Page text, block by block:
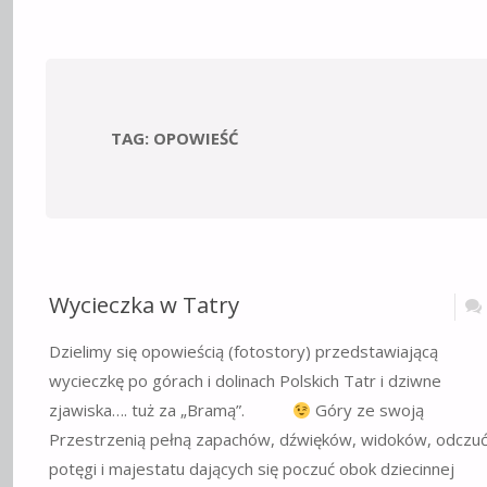
TAG: OPOWIEŚĆ
Wycieczka w Tatry
Dzielimy się opowieścią (fotostory) przedstawiającą
wycieczkę po górach i dolinach Polskich Tatr i dziwne
zjawiska…. tuż za „Bramą”.
Góry ze swoją
Przestrzenią pełną zapachów, dźwięków, widoków,
potęgi i majestatu dających się poczuć obok dziecinnej